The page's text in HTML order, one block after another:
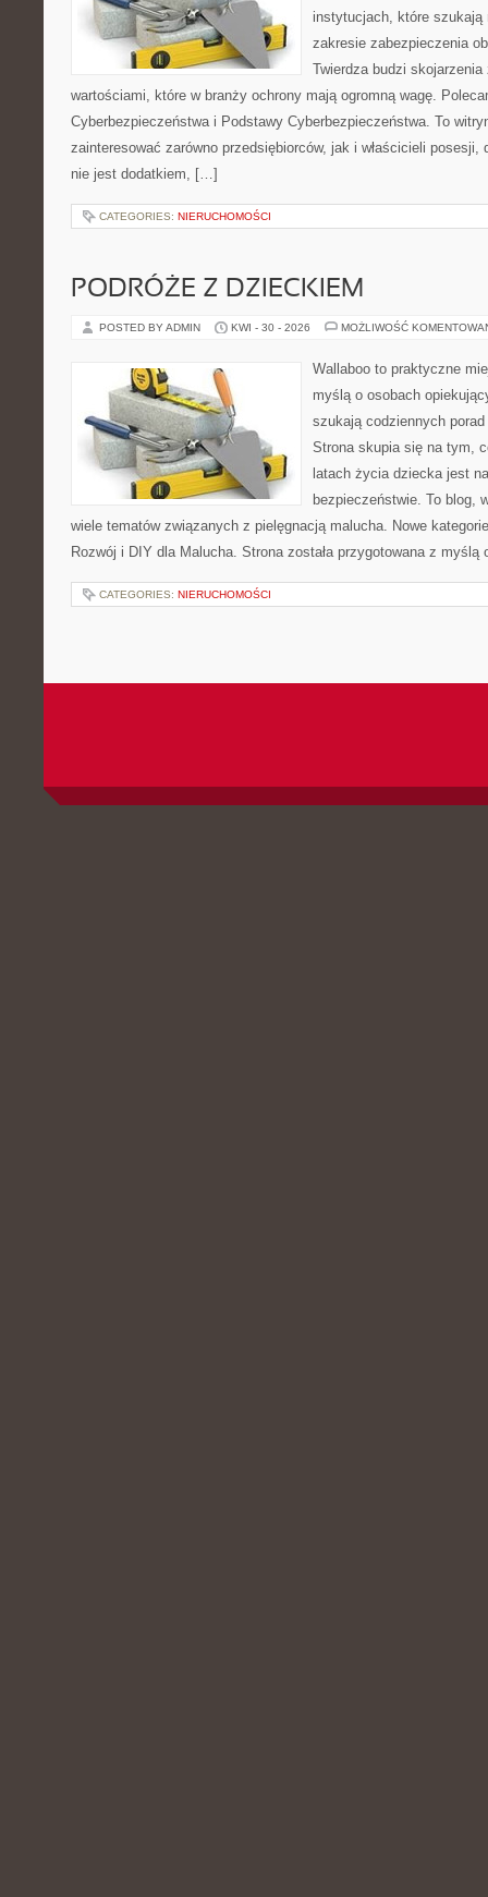
instytucjach, które szukają
zakresie zabezpieczenia
Twierdza budzi
wartościami, które w branży ochrony mają ogromną wagę.
Cyberbezpieczeństwa i Podstawy Cyberbezpieczeństwa. To
zainteresować zarówno przedsiębiorców, jak i właścicieli
nie jest dodatkiem, […]
CATEGORIES: NIERUCHOMOŚCI
PODRÓŻE Z DZIECKIEM
POSTED BY ADMIN KWI - 30 - 2026 MOŻLIWOŚĆ
Wallaboo to praktyczne
myślą o osobach
szukają codziennych
Strona skupia się na tym,
latach życia dziecka jest
bezpieczeństwie. To blog,
wiele tematów związanych z pielęgnacją malucha. Nowe
Rozwój i DIY dla Malucha. Strona została przygotowana z
CATEGORIES: NIERUCHOMOŚCI